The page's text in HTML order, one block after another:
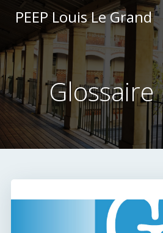
Aller
au
PEEP Louis Le Grand
Glossaire